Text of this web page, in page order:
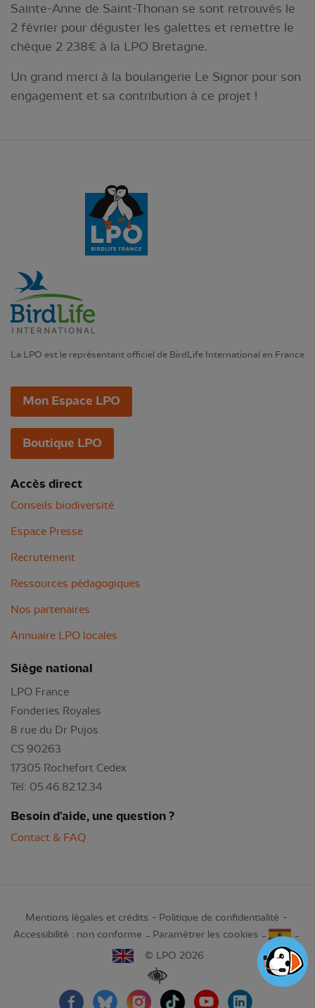
Sainte-Anne de Saint-Thonan se sont retrouvés le
2 février pour déguster les galettes et remettre le
chèque 2 238€ à la LPO Bretagne.
Un grand merci à la boulangerie Le Signor pour son
engagement et sa contribution à ce projet !
La LPO est le représentant officiel de BirdLife International en France
Mon Espace LPO
Boutique LPO
Accès direct
Conseils biodiversité
Espace Presse
Recrutement
Ressources pédagogiques
Nos partenaires
Annuaire LPO locales
Siège national
LPO France
Fonderies Royales
8 rue du Dr Pujos
CS 90263
17305 Rochefort Cedex
Tél: 05.46.82.12.34
Besoin d'aide, une question ?
Contact & FAQ
Mentions légales et crédits
Politique de confidentialité
Accessibilité : non conforme
Paramétrer les cookies
© LPO 2026
Renforcer les contrastes